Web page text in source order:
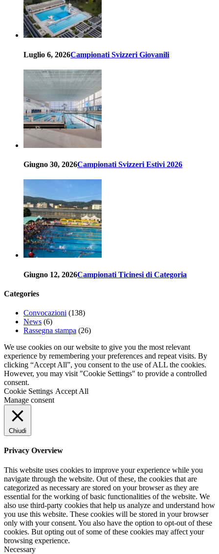
Luglio 6, 2026Campionati Svizzeri Giovanili
Giugno 30, 2026Campionati Svizzeri Estivi 2026
Giugno 12, 2026Campionati Ticinesi di Categoria
Categories
Convocazioni (138)
News (6)
Rassegna stampa (26)
We use cookies on our website to give you the most relevant
experience by remembering your preferences and repeat visits. By
clicking “Accept All”, you consent to the use of ALL the cookies.
However, you may visit "Cookie Settings" to provide a controlled
consent.
Cookie Settings Accept All
Manage consent
Chiudi
Privacy Overview
This website uses cookies to improve your experience while you
navigate through the website. Out of these, the cookies that are
categorized as necessary are stored on your browser as they are
essential for the working of basic functionalities of the website. We
also use third-party cookies that help us analyze and understand how
you use this website. These cookies will be stored in your browser
only with your consent. You also have the option to opt-out of these
cookies. But opting out of some of these cookies may affect your
browsing experience.
Necessary